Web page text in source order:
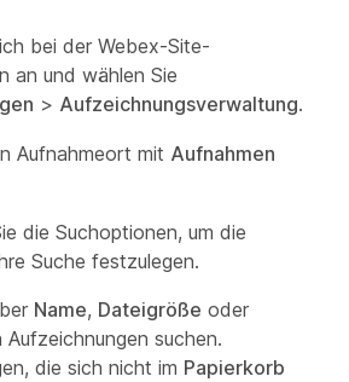
bei der Webex-Site-
an und wählen Sie
> Aufzeichnungsverwaltung.
Aufnahmeort mit Aufnahmen
die Suchoptionen, um die
Suche festzulegen.
Name, Dateigröße oder
Aufzeichnungen suchen.
die sich nicht im Papierkorb